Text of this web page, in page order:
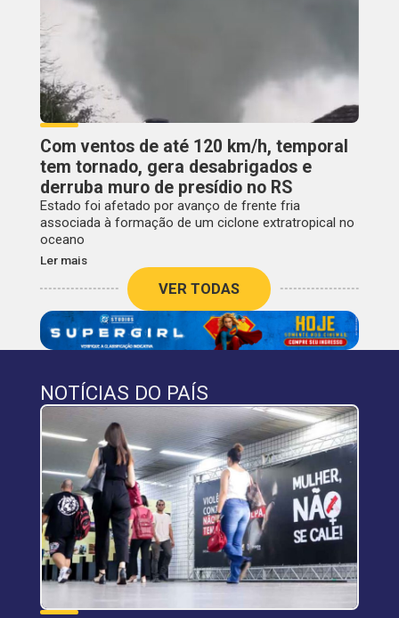
Com ventos de até 120 km/h, temporal
tem tornado, gera desabrigados e
derruba muro de presídio no RS
Estado foi afetado por avanço de frente fria
associada à formação de um ciclone extratropical no
oceano
Ler mais
VER TODAS
NOTÍCIAS DO PAÍS